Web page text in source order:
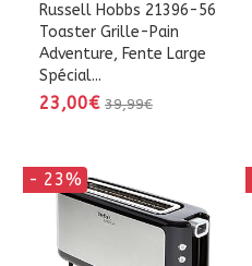
Russell Hobbs 21396-56
Toaster Grille-Pain
Adventure, Fente Large
Spécial...
23,00€ 39,99€
- 23%